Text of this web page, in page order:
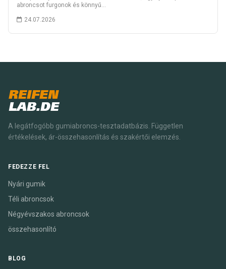
abroncsot furgonok és könnyű…
24.07.2026
REIFEN
LAB.DE
A legátfogóbb gumiabroncs-tesztadatbázis. Független
értékelések, ár-összehasonlítás és szakértői elemzés.
FEDEZZE FEL
Nyári gumik
Téli abroncsok
Négyévszakos abroncsok
összehasonlító
BLOG